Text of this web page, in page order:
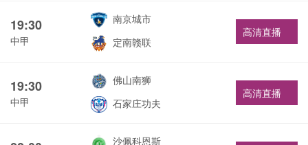
19:30
中甲
南京城市
定南赣联
高清直播
19:30
中甲
佛山南狮
石家庄功夫
高清直播
沙佩科恩斯